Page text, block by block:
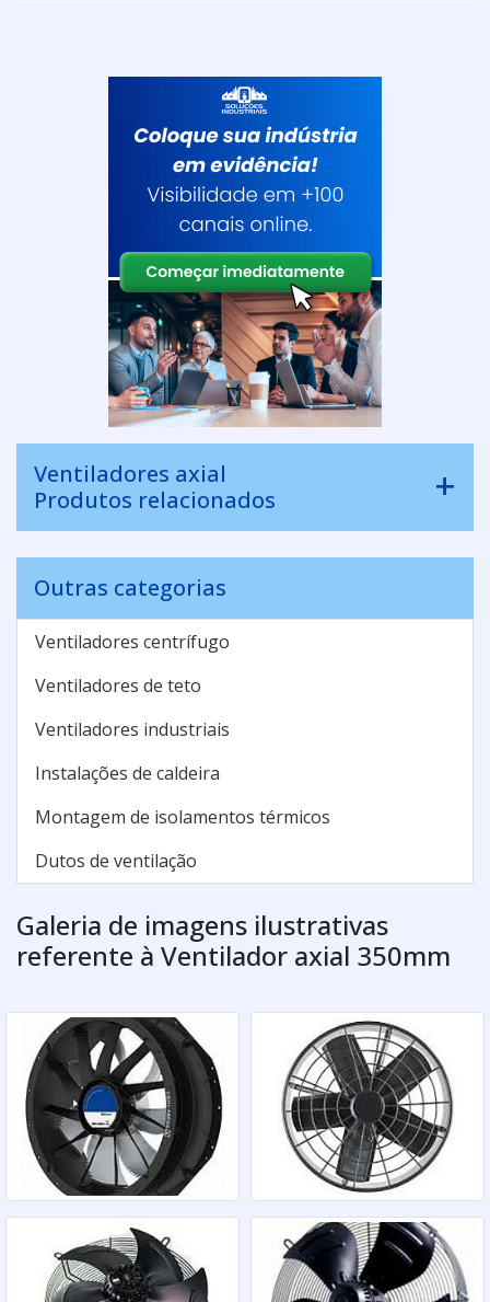
Ventiladores axial
Produtos relacionados
Outras categorias
Ventiladores centrífugo
Ventiladores de teto
Ventiladores industriais
Instalações de caldeira
Montagem de isolamentos térmicos
Dutos de ventilação
Galeria de imagens ilustrativas
referente à Ventilador axial 350mm